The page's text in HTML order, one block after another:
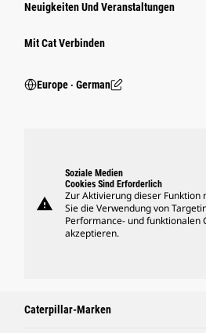
Neuigkeiten Und Veranstaltungen
Mit Cat Verbinden
Europe ‧ German
warning
Soziale Medien
Cookies Sind Erforderlich
Zur Aktivierung dieser Funktion
Sie die Verwendung von
Performance- und funktionalen
akzeptieren.
Caterpillar-Marken